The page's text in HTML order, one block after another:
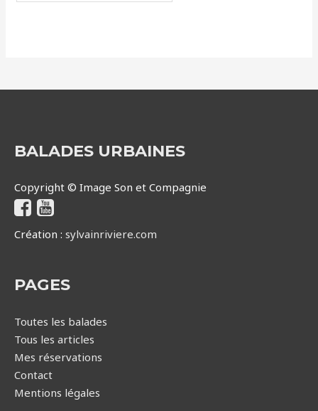
BALADES URBAINES
Copyright © Image Son et Compagnie
Création : sylvainriviere.com
PAGES
Toutes les balades
Tous les articles
Mes réservations
Contact
Mentions légales